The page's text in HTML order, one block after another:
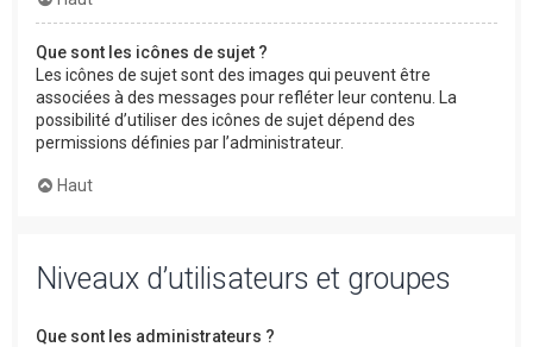
Que sont les icônes de sujet ?
Les icônes de sujet sont des images qui peuvent être
associées à des messages pour refléter leur contenu. La
possibilité d’utiliser des icônes de sujet dépend des
permissions définies par l’administrateur.
Haut
Niveaux d’utilisateurs et groupes
Que sont les administrateurs ?